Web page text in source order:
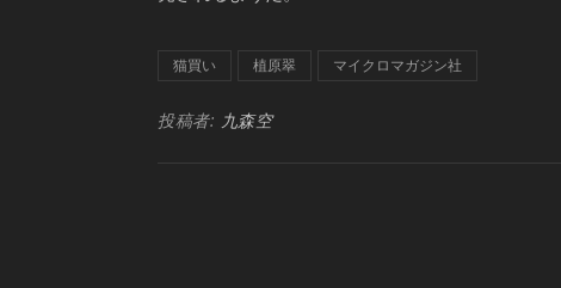
猫買い 植原翠 マイクロマガジン社
投稿者: 九森空